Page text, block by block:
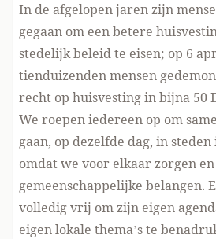
In de afgelopen jaren zijn
gegaan om een betere
stedelijk beleid te eisen; op 6
tienduizenden mensen
recht op huisvesting in bijna 50
We roepen iedereen op om
gaan, op dezelfde dag, in
omdat we voor elkaar zorgen
gemeenschappelijke belangen.
volledig vrij om zijn eigen
eigen lokale thema’s te